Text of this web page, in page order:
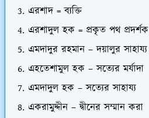
এরশাদ = ব্যক্তি
এরশাদুল হক = প্রকৃত পথ প্রদর্শক
এমদাদুর রহমান – দয়ালুর সাহায্য
এহতেশামুল হক – সত্যের মর্যাদা
এমদাদুল হক – সত্যের সাহায্য
একরামুদ্দীন – দ্বীনের সম্মান করা